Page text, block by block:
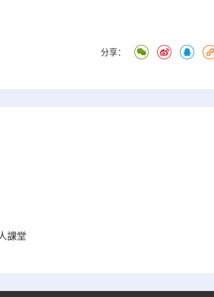
分享：
課堂